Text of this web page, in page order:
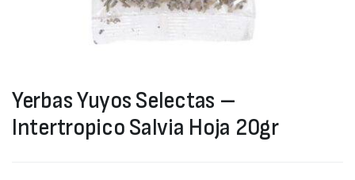
Yerbas Yuyos Selectas –
Intertropico Salvia Hoja 20gr